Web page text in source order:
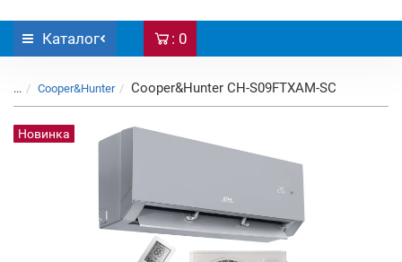
Каталог : 0
... Cooper&Hunter Cooper&Hunter CH-S09FTXAM-SC
Новинка